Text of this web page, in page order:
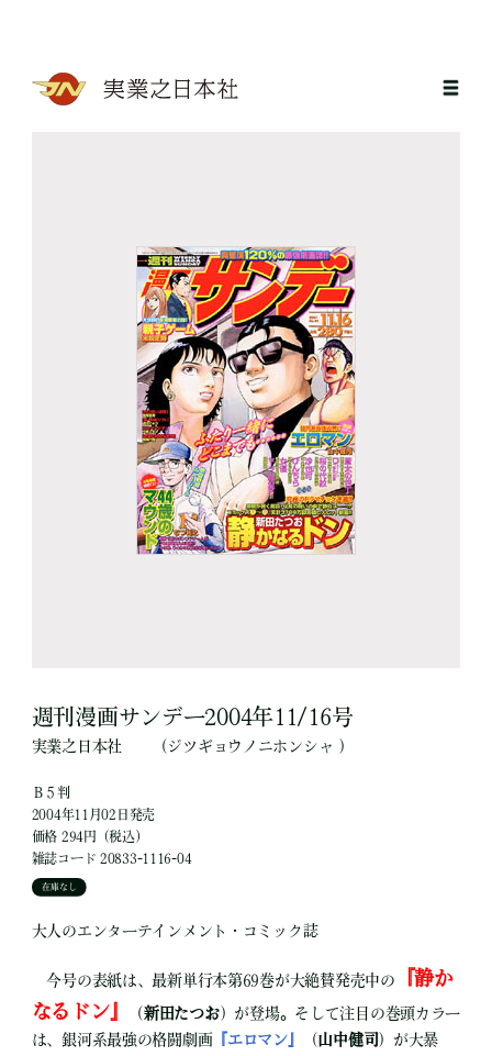
週刊漫画サンデー2004年11/16号
実業之日本社 （ジツギョウノニホンシャ ）
Ｂ５判
2004年11月02日発売
価格 294円（税込）
雑誌コード 20833-1116-04
在庫なし
大人のエンターテインメント・コミック誌
今号の表紙は、最新単行本第69巻が大絶賛発売中の
『静か
なるドン』
（新田たつお）が登場。そして注目の巻頭カラー
は、銀河系最強の格闘劇画 『エロマン』 （山中健司 ）が大暴